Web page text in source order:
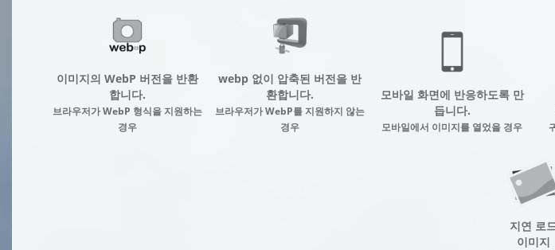
이미지의 WebP 버전을 반환
합니다.
브라우저가 WebP 형식을 지원하는
경우
webp 없이 압축된 버전을 반
환합니다.
브라우저가 WebP를 지원하지 않는
경우
모바일 화면에 반응하도록 만
듭니다.
모바일에서 이미지를 열었을 경우
지연 로
이미지